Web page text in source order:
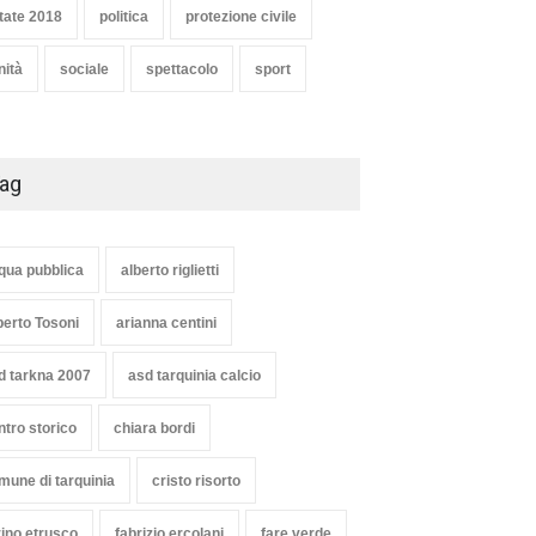
2018 politica protezione civile
sociale spettacolo sport
pubblica alberto riglietti
Tosoni arianna centini
tarkna 2007 asd tarquinia calcio
storico chiara bordi
di tarquinia cristo risorto